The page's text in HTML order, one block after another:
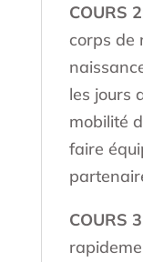
COURS
corps de
les jours
mobilité
faire
COURS